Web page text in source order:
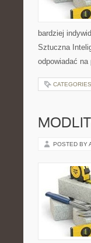
bardziej
Sztuczna
odpowiadać
POSTED BY